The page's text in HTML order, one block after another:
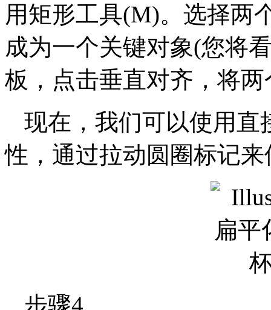
用矩形工具(M)。选择两
成为一个关键对象(您将
板，点击垂直对齐，将
现在，我们可以使用
性，通过拉动圆圈标记
步骤4